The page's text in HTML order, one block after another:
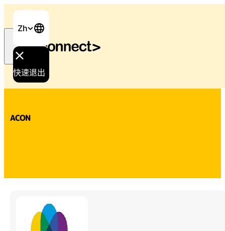
Zh
快速退出
首页/支持与服务
ACON